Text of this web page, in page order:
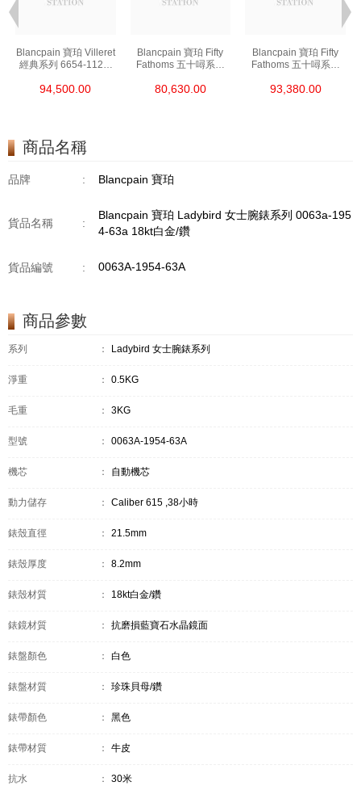
Blancpain 寶珀 Villeret
經典系列 6654-1127-
94,500.00
Blancpain 寶珀 Fifty
Fathoms 五十噚系列
80,630.00
Blancpain 寶珀 Fifty
Fathoms 五十噚系列
93,380.00
商品名稱
品牌 : Blancpain 寶珀
貨品名稱 :
Blancpain 寶珀 Ladybird 女士腕錶系列 0063a-195
4-63a 18kt白金/鑽
貨品編號 : 0063A-1954-63A
商品參數
系列 ： Ladybird 女士腕錶系列
淨重 ： 0.5KG
毛重 ： 3KG
型號 ： 0063A-1954-63A
機芯 ： 自動機芯
動力儲存 ： Caliber 615 ,38小時
錶殼直徑 ： 21.5mm
錶殼厚度 ： 8.2mm
錶殼材質 ： 18kt白金/鑽
錶鏡材質 ： 抗磨損藍寶石水晶鏡面
錶盤顏色 ： 白色
錶盤材質 ： 珍珠貝母/鑽
錶帶顏色 ： 黑色
錶帶材質 ： 牛皮
抗水 ： 30米